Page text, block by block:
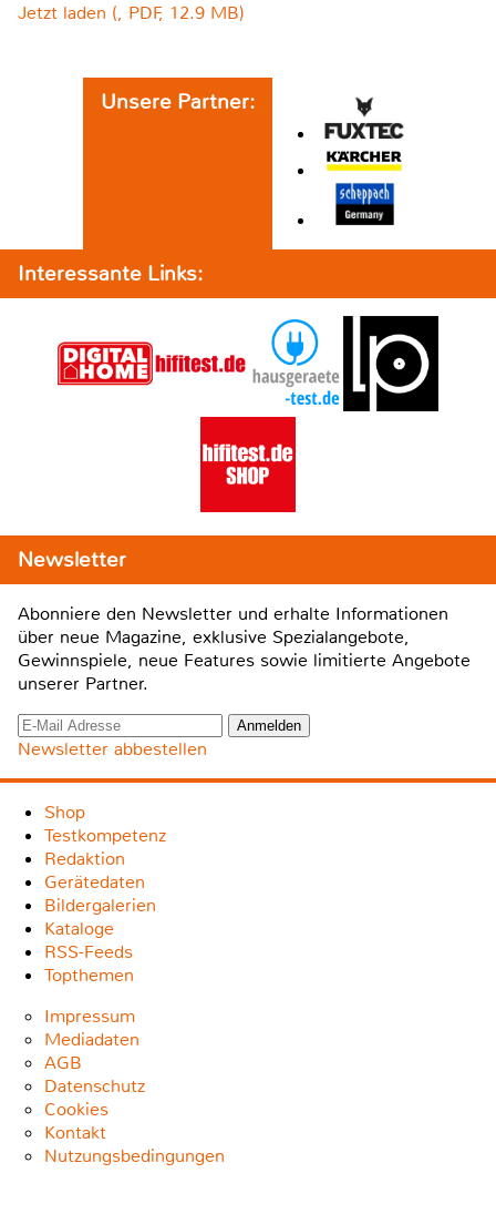
Jetzt laden (, PDF, 12.9 MB)
Unsere Partner:
Interessante Links:
Newsletter
Abonniere den Newsletter und erhalte Informationen
über neue Magazine, exklusive Spezialangebote,
Gewinnspiele, neue Features sowie limitierte Angebote
unserer Partner.
Newsletter abbestellen
Shop
Testkompetenz
Redaktion
Gerätedaten
Bildergalerien
Kataloge
RSS-Feeds
Topthemen
Impressum
Mediadaten
AGB
Datenschutz
Cookies
Kontakt
Nutzungsbedingungen